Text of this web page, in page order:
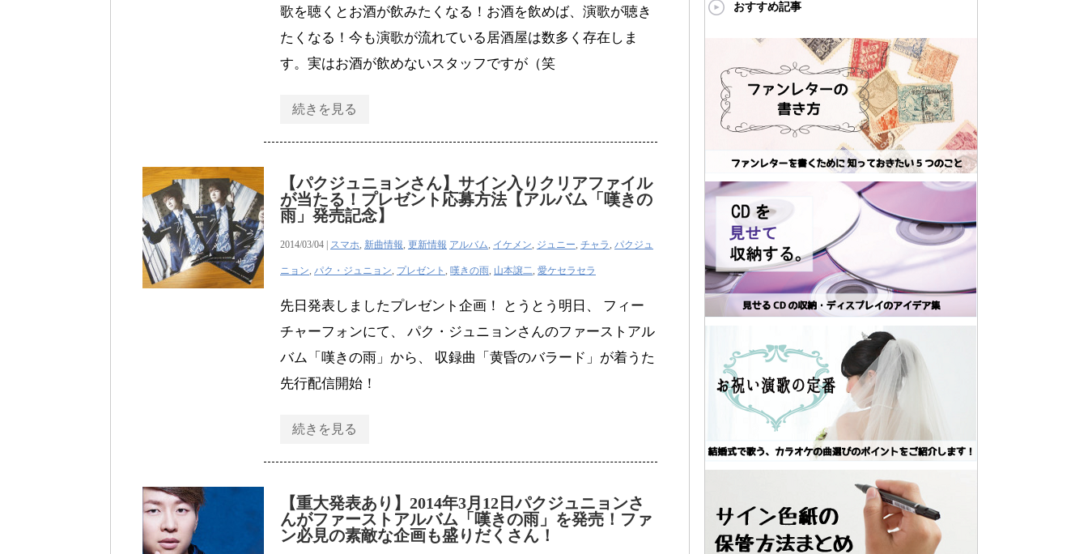
歌を聴くとお酒が飲みたくなる！お酒を飲めば、演歌が聴き
たくなる！今も演歌が流れている居酒屋は数多く存在しま
す。実はお酒が飲めないスタッフですが（笑
続きを見る
【パクジュニョンさん】サイン入りクリアファイル
が当たる！プレゼント応募方法【アルバム「嘆きの
雨」発売記念】
2014/03/04 | スマホ, 新曲情報, 更新情報 アルバム, イケメン, ジュニー, チャラ, パクジュ
ニョン, パク・ジュニョン, プレゼント , 嘆きの雨, 山本譲二, 愛ケセラセラ
先日発表しましたプレゼント企画！ とうとう明日、 フィー
チャーフォンにて、 パク・ジュニョンさんのファーストアル
バム「嘆きの雨」から、 収録曲「黄昏のバラード」が着うた
先行配信開始！
続きを見る
【重大発表あり】2014年3月12日パクジュニョンさ
んがファーストアルバム「嘆きの雨」を発売！ファ
ン必見の素敵な企画も盛りだくさん！
おすすめ記事